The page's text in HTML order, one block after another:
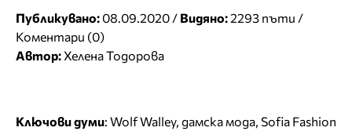
Публикувано: 08.09.2020 / Видяно:2293 пъти /
Коментари (0)
Автор:Хелена Тодорова
Ключови думи: Wolf Walley, дамска мода Sofia Fashion